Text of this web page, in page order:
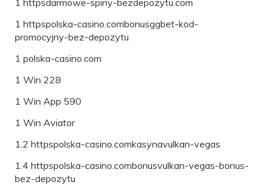
1 httpspolska-casino.combonusggbet-kod-
promocyjny-bez-depozytu
1 polska-casino.com
1 Win 228
1 Win App 590
1 Win Aviator
1.2 httpspolska-casino.comkasynavulkan-vegas
1.4 httpspolska-casino.combonusvulkan-vegas-bonus-
bez-depozytu